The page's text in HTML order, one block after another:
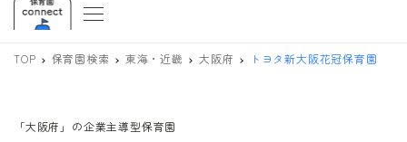
TOP 保育園検索 東海・近畿 大阪府 トヨタ新大阪花冠保育園
「大阪府」の企業主導型保育園